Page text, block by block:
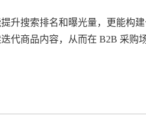
升搜索排名和曝光量，更能构
代商品内容，从而在 B2B 采购